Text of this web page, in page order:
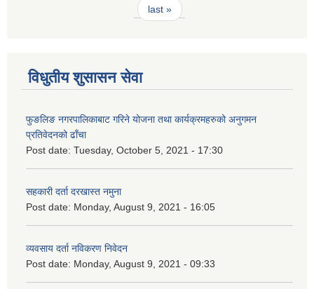
last »
विधुतीय शुसासन सेवा
फुङलिङ नगरपालिकाबाट गरिने योजना तथा कार्यक्रमहरुको अनुगमन
प्रतिवेदनको ढाँचा
Post date: Tuesday, October 5, 2021 - 17:30
सहकारी दर्ता दरखास्त नमुना
Post date: Monday, August 9, 2021 - 16:05
व्यवसाय दर्ता नविकरण निवेदन
Post date: Monday, August 9, 2021 - 09:33